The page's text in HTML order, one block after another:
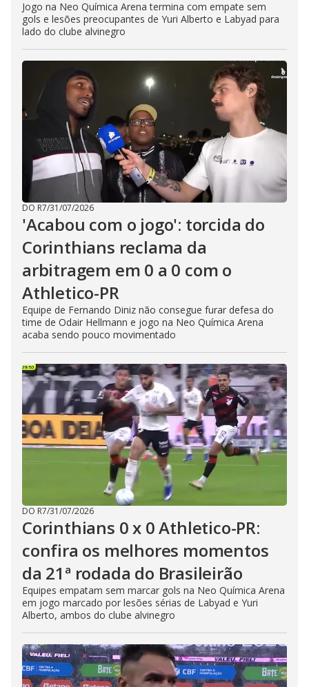
Jogo na Neo Química Arena termina com empate sem
gols e lesões preocupantes de Yuri Alberto e Labyad para
lado do clube alvinegro
DO R7/31/07/2026
'Acabou com o jogo': torcida do
Corinthians reclama da
arbitragem em 0 a 0 com o
Athletico-PR
Equipe de Fernando Diniz não consegue furar defesa do
time de Odair Hellmann e jogo na Neo Química Arena
acaba sendo pouco movimentado
DO R7/31/07/2026
Corinthians 0 x 0 Athletico-PR:
confira os melhores momentos
da 21ª rodada do Brasileirão
Equipes empatam sem marcar gols na Neo Química Arena
em jogo marcado por lesões sérias de Labyad e Yuri
Alberto, ambos do clube alvinegro